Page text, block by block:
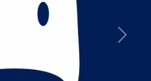
次へ